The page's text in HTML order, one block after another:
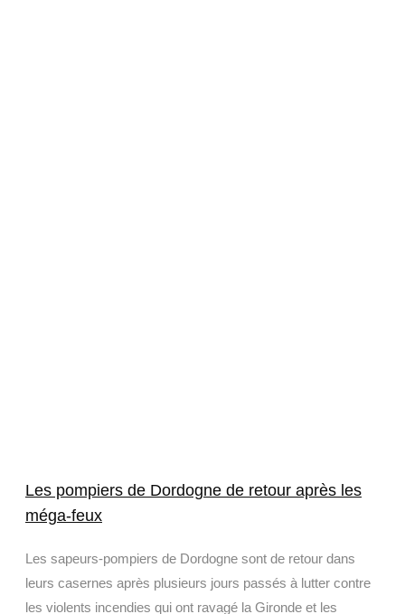
Les pompiers de Dordogne de retour après les
méga-feux
Les sapeurs-pompiers de Dordogne sont de retour dans
leurs casernes après plusieurs jours passés à lutter contre
les violents incendies qui ont ravagé la Gironde et les